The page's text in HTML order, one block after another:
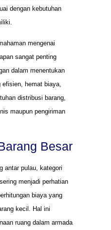
dengan kebutuhan
mengenai
sangat penting
dalam menentukan
hemat biaya,
distribusi barang,
maupun pengiriman
Besar
antar pulau, kategori
menjadi perhatian
biaya yang
kecil. Hal ini
ruang dalam armada